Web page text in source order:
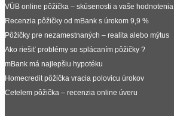
VÚB online pôžička – skúsenosti a vaše hodnotenia
Recenzia pôžičky od mBank s úrokom 9,9 %
Pôžičky pre nezamestnaných – realita alebo mýtus
Ako riešiť problémy so splácaním pôžičky ?
mBank má najlepšiu hypotéku
Homecredit pôžička vracia polovicu úrokov
Cetelem pôžička – recenzia online úveru